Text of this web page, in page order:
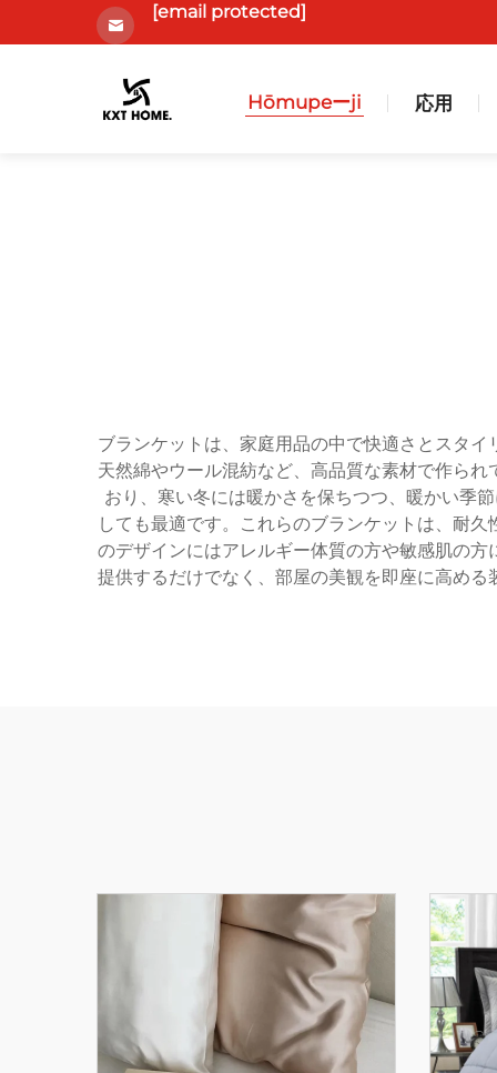
[email protected]
Hōmupeーji 応用
ブランケットは、家庭用品の中で快適さとスタ
天然綿やウール混紡など、高品質な素材で作ら
おり、寒い冬には暖かさを保ちつつ、暖かい季
しても最適です。これらのブランケットは、耐
のデザインにはアレルギー体質の方や敏感肌の
提供するだけでなく、部屋の美観を即座に高め